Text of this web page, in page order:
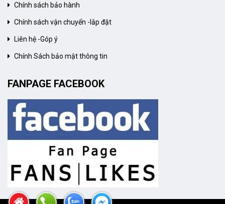
Chính sách bảo hành
Chính sách vận chuyển -lắp đặt
Liên hệ -Góp ý
Chính Sách bảo mật thông tin
FANPAGE FACEBOOK